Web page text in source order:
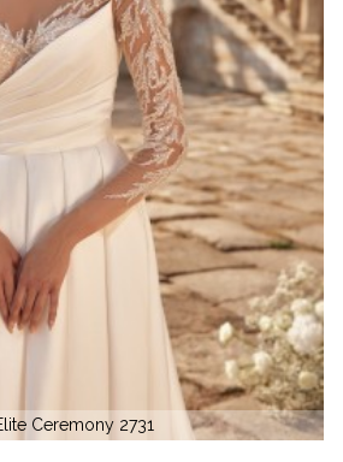
de mireasa din voal Elite Bridal L 1261